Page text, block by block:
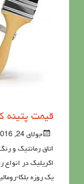
قیمت پتینه
جولای 24, 2016
اتاق رمانتیک و
اکریلیک در انواع
یک روزه بلکا-